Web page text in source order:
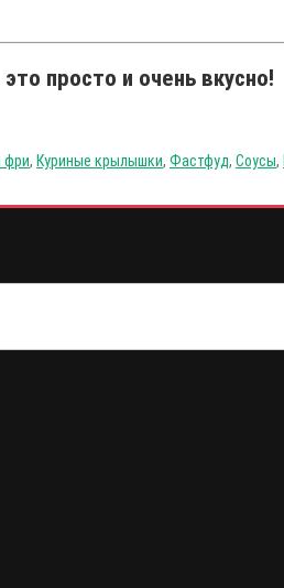
просто и очень вкусно!
фри, Куриные крылышки, Фастфуд, Соусы,